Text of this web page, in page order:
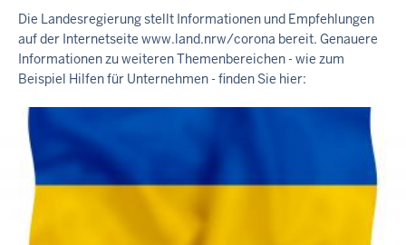
N
H
A
L
Die Landesregierung stellt Informationen und Empfehlungen
auf der Internetseite www.land.nrw/corona bereit. Genauere
Informationen zu weiteren Themenbereichen - wie zum
Beispiel Hilfen für Unternehmen - finden Sie hier: